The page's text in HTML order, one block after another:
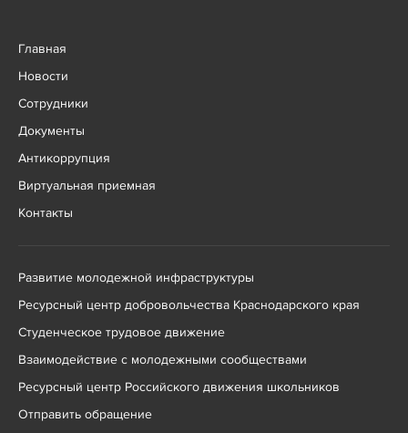
Главная
Новости
Сотрудники
Документы
Антикоррупция
Виртуальная приемная
Контакты
Развитие молодежной инфраструктуры
Ресурсный центр добровольчества Краснодарского края
Студенческое трудовое движение
Взаимодействие с молодежными сообществами
Ресурсный центр Российского движения школьников
Отправить обращение